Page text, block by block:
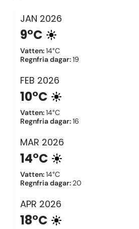
JAN 2026
9°C
Vatten:14°C
Regnfria dagar:19
FEB 2026
10°C
Vatten:14°C
Regnfria dagar:16
MAR 2026
14°C
Vatten:14°C
Regnfria dagar: 20
APR 2026
18°C